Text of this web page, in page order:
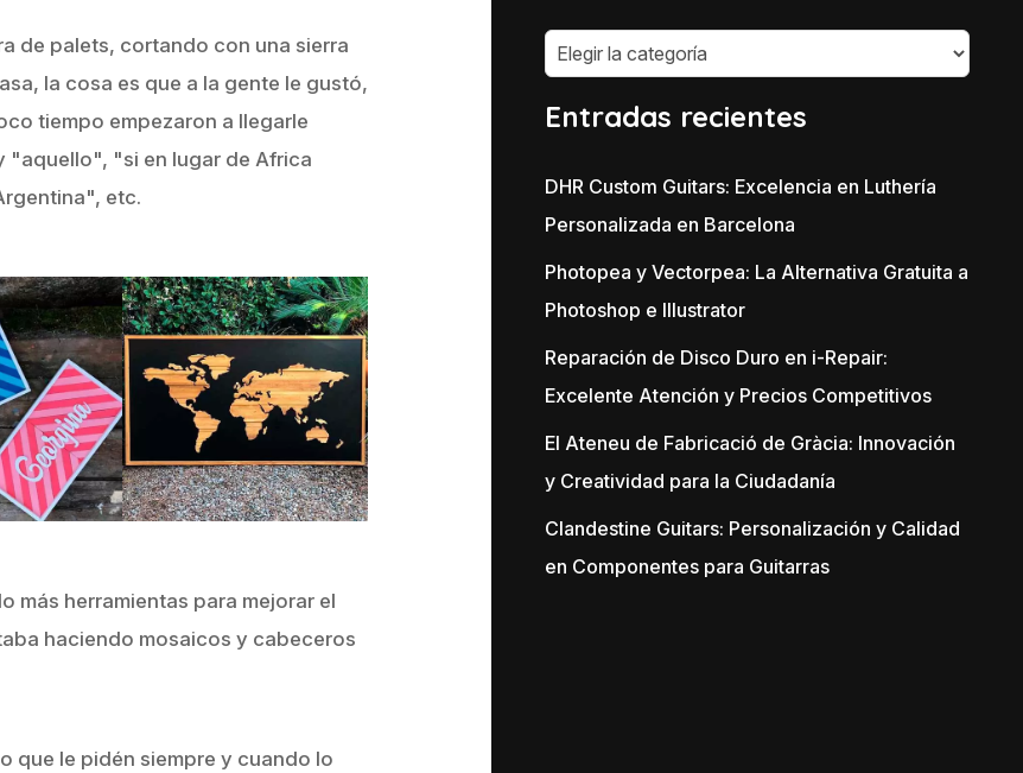
de palets, cortando con una sierra
la cosa es que a la gente le gustó,
tiempo empezaron a llegarle
"si en lugar de Africa
etc.
más herramientas para mejorar el
haciendo mosaicos y cabeceros
que le pidén siempre y cuando lo
Categorías
Entradas recientes
DHR Custom Guitars: Excelencia en Luthería
Personalizada en Barcelona
Photopea y Vectorpea: La Alternativa Gratuita a
Photoshop e Illustrator
Reparación de Disco Duro en i-Repair:
Excelente Atención y Precios Competitivos
El Ateneu de Fabricació de Gràcia: Innovación
y Creatividad para la Ciudadanía
Clandestine Guitars: Personalización y Calidad
en Componentes para Guitarras